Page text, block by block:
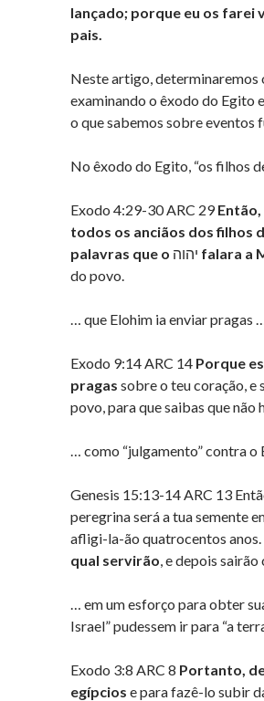
lançado; porque eu os farei
pais.
Neste artigo,
examinando o êxodo do Egito
o que sabemos sobre eventos
No êxodo do Egito, “os filhos
Exodo 4:29-30 ARC 29
todos os anciãos dos filhos
palavras que o יהוה falara a
do povo.
… que Elohim ia enviar pragas
Exodo 9:14 ARC 14 Porque
pragas sobre o teu coração, e
povo, para que saibas que
… como “julgamento” contra o
Genesis 15:13-14 ARC 13
peregrina será a tua semente
afligi-la-ão quatrocentos
qual servirão, e depois
… em um esforço para obter
Israel” pudessem ir para “a
Exodo 3:8 ARC 8 Portanto,
egípcios e para fazê-lo subir